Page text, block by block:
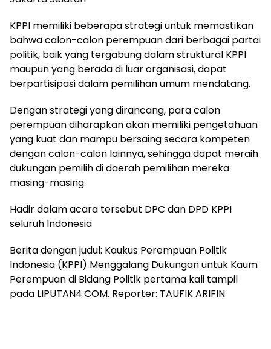
KPPI memiliki beberapa strategi untuk memastikan
bahwa calon-calon perempuan dari berbagai partai
politik, baik yang tergabung dalam struktural KPPI
maupun yang berada di luar organisasi, dapat
berpartisipasi dalam pemilihan umum mendatang.
Dengan strategi yang dirancang, para calon
perempuan diharapkan akan memiliki pengetahuan
yang kuat dan mampu bersaing secara kompeten
dengan calon-calon lainnya, sehingga dapat meraih
dukungan pemilih di daerah pemilihan mereka
masing-masing.
Hadir dalam acara tersebut DPC dan DPD KPPI
seluruh Indonesia
Berita dengan judul: Kaukus Perempuan Politik
Indonesia (KPPI) Menggalang Dukungan untuk Kaum
Perempuan di Bidang Politik pertama kali tampil
pada LIPUTAN4.COM. Reporter: TAUFIK ARIFIN